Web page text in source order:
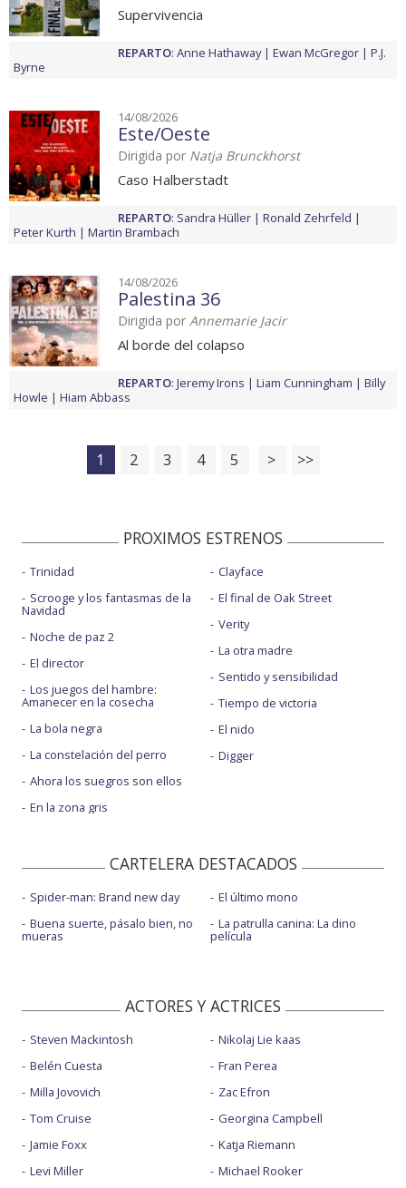
Supervivencia
REPARTO: Anne Hathaway Ewan McGregor
P.J.
Byrne
14/08/2026
Este/Oeste
Dirigida por Natja Brunckhorst
Caso Halberstadt
REPARTO: Sandra Hüller
Ronald Zehrfeld
Peter Kurth
Martin Brambach
14/08/2026
Palestina 36
Dirigida por Annemarie Jacir
Al borde del colapso
REPARTO: Jeremy Irons Liam Cunningham
Billy
Howle
Hiam Abbass
1 2 3 4 5 > >>
PROXIMOS ESTRENOS
Trinidad
Scrooge y los fantasmas de la
Navidad
Noche de paz 2
El director
Los juegos del hambre:
Amanecer en la cosecha
La bola negra
La constelación del perro
Ahora los suegros son ellos
En la zona gris
Clayface
El final de Oak Street
Verity
La otra madre
Sentido y sensibilidad
Tiempo de victoria
El nido
Digger
CARTELERA DESTACADOS
Spider-man: Brand new day
Buena suerte, pásalo bien, no
mueras
El último mono
La patrulla canina: La dino
película
ACTORES Y ACTRICES
Steven Mackintosh
Belén Cuesta
Milla Jovovich
Tom Cruise
Jamie Foxx
Levi Miller
Nikolaj Lie kaas
Fran Perea
Zac Efron
Georgina Campbell
Katja Riemann
Michael Rooker